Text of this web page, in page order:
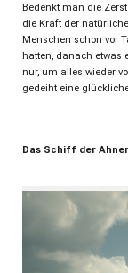
Bedenkt man die
die Kraft der
Menschen schon vor
hatten, danach etwas
nur, um alles wieder
gedeiht eine
Das Schiff der